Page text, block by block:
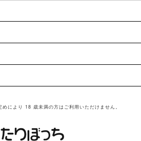
めにより 18 歳未満の方はご利用いただけません。